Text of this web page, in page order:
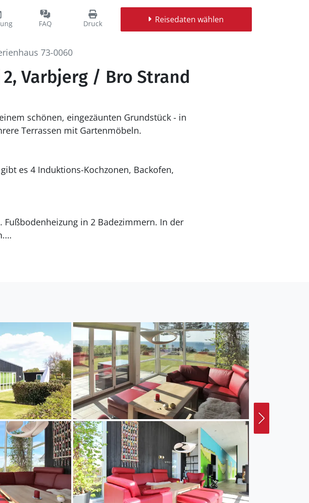
FAQ Druck Reisedaten wählen
73-0060
Varbjerg / Bro Strand
schönen, eingezäunten Grundstück - in
Terrassen mit Gartenmöbeln.
Es steht ein 140 m² Terrassenareal
mitzubringen). Mit einer Ladeleistung von 11
hat eine Wohnfläche von 126 m² und
renoviert. Haustiere dürfen nicht
ist mit Waschmaschine ausgestattet.
Es gibt außerdem einen Kaminofen. Für
in Doppelbetten. 2 Schlafplätze in
Ferner steht ein Kinderbett zur Verfügung.